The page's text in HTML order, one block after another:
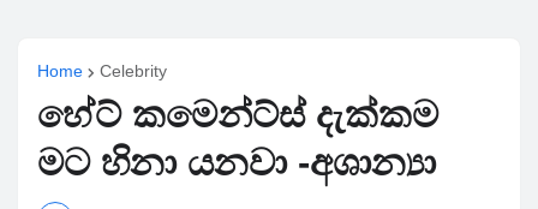
Home Celebrity
හේට් කමෙන්ට්ස් දැක්කම
මට හිනා යනවා -අශාන්‍යා